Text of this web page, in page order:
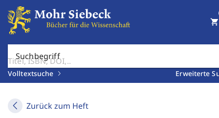
Suchbegriff
Volltextsuche Erweiterte
shopping_cart
Zurück zum Heft